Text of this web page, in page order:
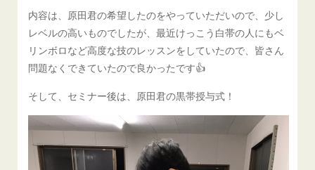
内容は、原田君の希望したのをやっていただいので、少し
レベルの高いものでしたが、最近けっこう白帯の人にもベ
リンボロなど高度な技のレッスンをしていたので、皆さん
問題なくできていたので良かったです👍
そして、セミナー後は、原田君の黒帯授与式！